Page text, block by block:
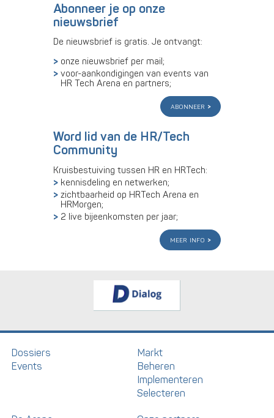
Abonneer je op onze
nieuwsbrief
De nieuwsbrief is gratis. Je ontvangt:
onze nieuwsbrief per mail;
voor-aankondigingen van events van
HR Tech Arena en partners;
abonneer
Word lid van de HR/Tech
Community
Kruisbestuiving tussen HR en HRTech:
kennisdeling en netwerken;
zichtbaarheid op HRTech Arena en
HRMorgen;
2 live bijeenkomsten per jaar;
meer info
Dossiers
Events
Markt
Beheren
Implementeren
Selecteren